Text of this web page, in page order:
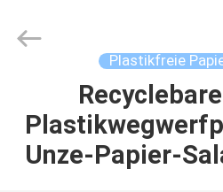
PRODUKTE
Technology
Plastikfreie
Unze-Papier-